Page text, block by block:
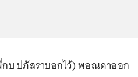
บ ปภัสราบอกไว้) พอณดาออก